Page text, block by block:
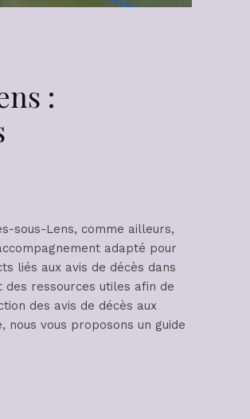
:
sous-Lens, comme ailleurs,
adapté pour
liés aux avis de décès dans
ressources utiles afin de
des avis de décès aux
nous vous proposons un guide